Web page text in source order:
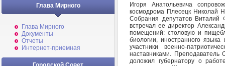
Глава Мирного
Глава Мирного
Документы
Отчеты
Интернет-приемная
Игоря Анатольевича
космодрома Плесецк Николай
Собрания депутатов Виталий
встречал ее директор
помещений: столовую и
биологии, иностранного
участники военно-
наставниками. Преподаватель
доложил губернатору о